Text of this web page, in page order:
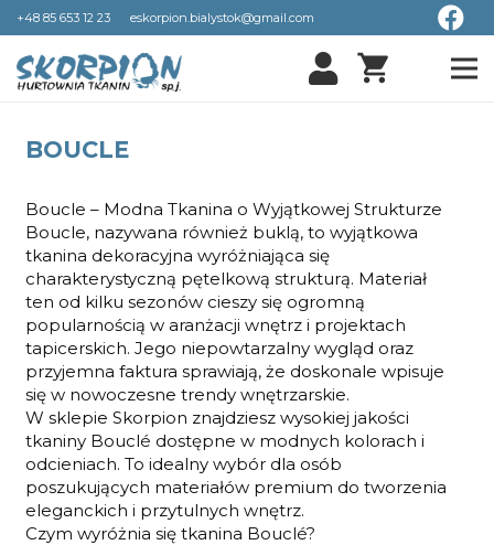
+48 85 653 12 23 eskorpion.bialystok@gmail.com
shopping_cart
BOUCLE
Boucle – Modna Tkanina o Wyjątkowej Strukturze
Boucle, nazywana również buklą, to wyjątkowa
tkanina dekoracyjna wyróżniająca się
charakterystyczną pętelkową strukturą. Materiał
ten od kilku sezonów cieszy się ogromną
popularnością w aranżacji wnętrz i projektach
tapicerskich. Jego niepowtarzalny wygląd oraz
przyjemna faktura sprawiają, że doskonale wpisuje
się w nowoczesne trendy wnętrzarskie.
W sklepie Skorpion znajdziesz wysokiej jakości
tkaniny Bouclé dostępne w modnych kolorach i
odcieniach. To idealny wybór dla osób
poszukujących materiałów premium do tworzenia
eleganckich i przytulnych wnętrz.
Czym wyróżnia się tkanina Bouclé?